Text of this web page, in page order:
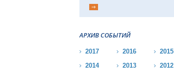
АРХИВ СОБЫТИЙ
2017 2016
2015
2014
2013
2012